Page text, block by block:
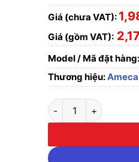
Giá (chưa VAT):
Giá (gồm VAT):
Model / Mã đặt hàng:
Thương hiệu:Ameca
Thang nhôm đa năng